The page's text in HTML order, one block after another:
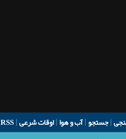
جستجو آب و هوا اوقات شرعی RSS